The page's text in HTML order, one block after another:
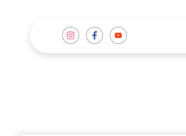
תמונה תמונה תמונה